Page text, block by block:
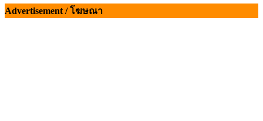
เรื่อง
Advertisement / โฆษณา